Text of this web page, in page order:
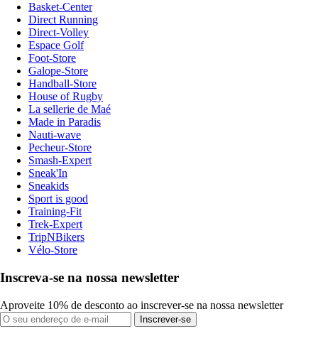
Basket-Center
Direct Running
Direct-Volley
Espace Golf
Foot-Store
Galope-Store
Handball-Store
House of Rugby
La sellerie de Maé
Made in Paradis
Nauti-wave
Pecheur-Store
Smash-Expert
Sneak'In
Sneakids
Sport is good
Training-Fit
Trek-Expert
TripNBikers
Vélo-Store
Inscreva-se na nossa newsletter
Aproveite 10% de desconto ao inscrever-se na nossa newsletter
Inscrever-se